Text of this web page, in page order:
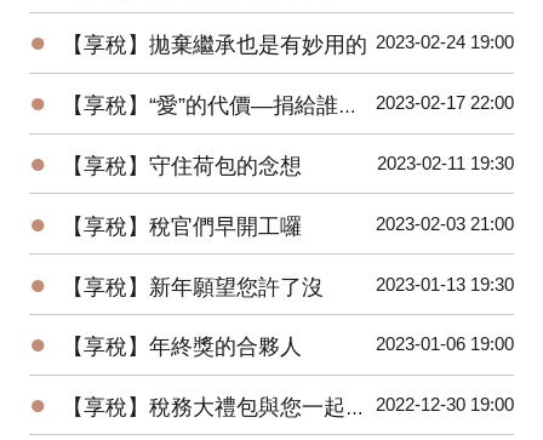
● 【享稅】拋棄繼承也是有妙用的 2023-02-24 19:00
● 【享稅】“愛”的代價—捐給誰節稅差很大 2023-02-17 22:00
● 【享稅】守住荷包的念想 2023-02-11 19:30
● 【享稅】稅官們早開工囉 2023-02-03 21:00
● 【享稅】新年願望您許了沒 2023-01-13 19:30
● 【享稅】年終獎的合夥人 2023-01-06 19:00
● 【享稅】稅務大禮包與您一起邁向2023年 2022-12-30 19:00